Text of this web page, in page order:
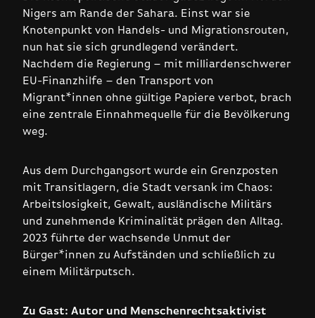
Nigers am Rande der Sahara. Einst war sie
Knotenpunkt von Handels- und Migrationsrouten,
nun hat sie sich grundlegend verändert.
Nachdem die Regierung – mit milliardenschwerer
EU-Finanzhilfe – den Transport von
Migrant*innen ohne gültige Papiere verbot, brach
eine zentrale Einnahmequelle für die Bevölkerung
weg.
Aus dem Durchgangsort wurde ein Grenzposten
mit Transitlagern, die Stadt versank im Chaos:
Arbeitslosigkeit, Gewalt, ausländische Militärs
und zunehmende Kriminalität prägen den Alltag.
2023 führte der wachsende Unmut der
Bürger*innen zu Aufständen und schließlich zu
einem Militärputsch.
Zu Gast: Autor und Menschenrechtsaktivist